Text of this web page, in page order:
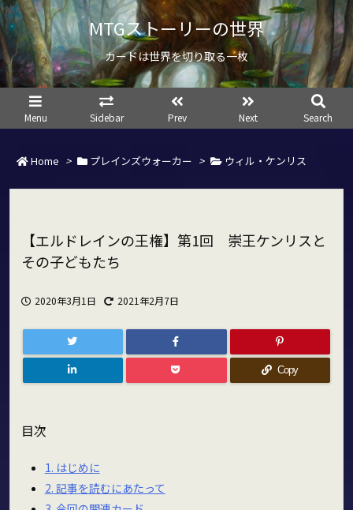
MTGストーリーの世界
カードは世界を切り取る一枚
Menu Sidebar Prev Next Search
Home > プレインズウォーカー > ウィル・ケンリス
【エルドレインの王権】第1回 崇王ケンリスと
その子どもたち
2020年3月1日 2021年2月7日
Copy
目次
1. はじめに
2. 記事を読むにあたって